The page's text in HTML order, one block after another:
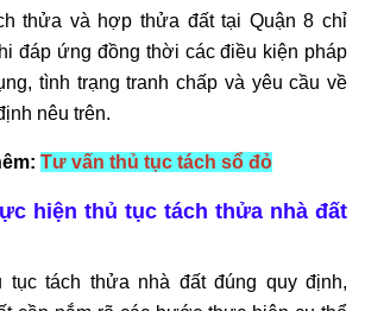
thửa và hợp thửa đất tại Quận 8 chỉ
đáp ứng đồng thời các điều kiện pháp
tình trạng tranh chấp và yêu cầu về
nêu trên.
Tư vấn thủ tục tách sổ đỏ
hiện thủ tục tách thửa nhà đất
tách thửa nhà đất đúng quy định,